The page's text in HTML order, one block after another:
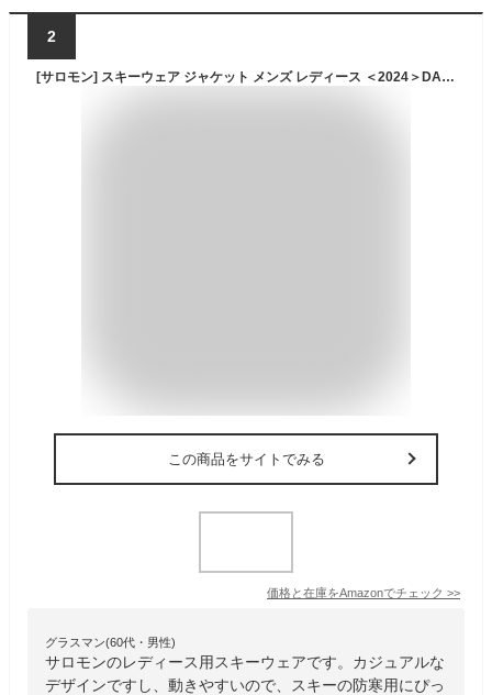
2
[サロモン] スキーウェア ジャケット メンズ レディース ＜2024＞DAGGER GTX DOWN PARKA M 【GORE-TEX】
この商品をサイトでみる
価格と在庫をAmazonでチェック >>
グラスマン(60代・男性)
サロモンのレディース用スキーウェアです。カジュアルな
デザインですし、動きやすいので、スキーの防寒用にぴっ